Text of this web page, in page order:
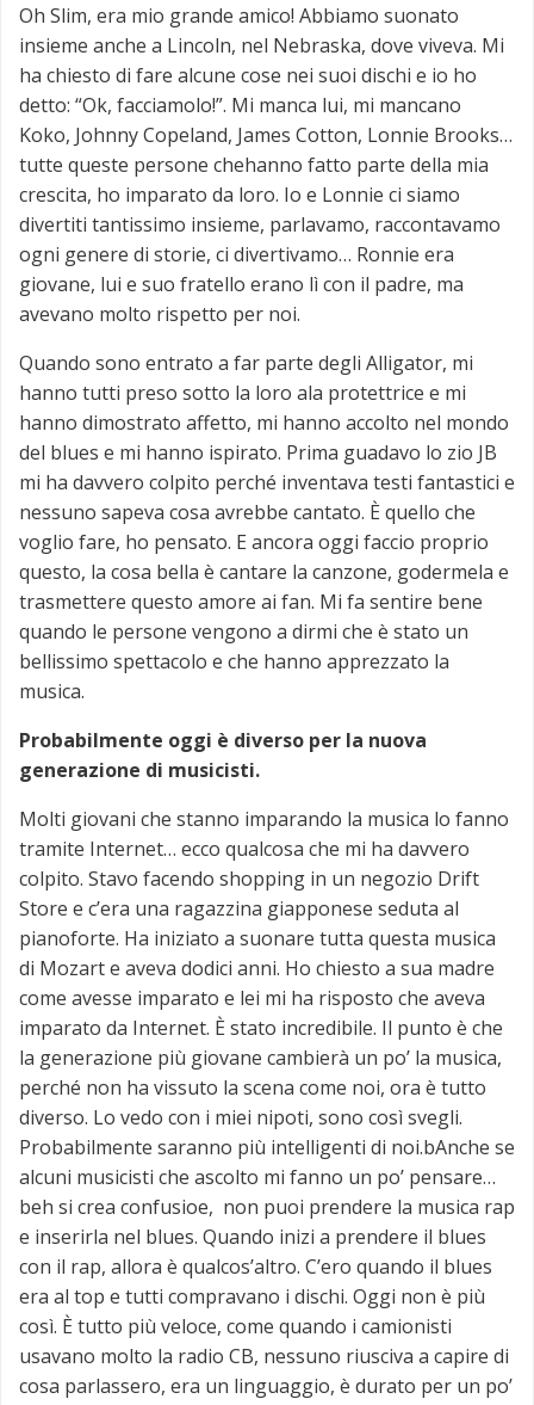
Oh Slim, era mio grande amico! Abbiamo suonato
insieme anche a Lincoln, nel Nebraska, dove viveva. Mi
ha chiesto di fare alcune cose nei suoi dischi e io ho
detto: “Ok, facciamolo!”. Mi manca lui, mi mancano
Koko, Johnny Copeland, James Cotton, Lonnie Brooks…
tutte queste persone chehanno fatto parte della mia
crescita, ho imparato da loro. Io e Lonnie ci siamo
divertiti tantissimo insieme, parlavamo, raccontavamo
ogni genere di storie, ci divertivamo… Ronnie era
giovane, lui e suo fratello erano lì con il padre, ma
avevano molto rispetto per noi.
Quando sono entrato a far parte degli Alligator, mi
hanno tutti preso sotto la loro ala protettrice e mi
hanno dimostrato affetto, mi hanno accolto nel mondo
del blues e mi hanno ispirato. Prima guadavo lo zio JB
mi ha davvero colpito perché inventava testi fantastici e
nessuno sapeva cosa avrebbe cantato. È quello che
voglio fare, ho pensato. E ancora oggi faccio proprio
questo, la cosa bella è cantare la canzone, godermela e
trasmettere questo amore ai fan. Mi fa sentire bene
quando le persone vengono a dirmi che è stato un
bellissimo spettacolo e che hanno apprezzato la
musica.
Probabilmente oggi è diverso per la nuova
generazione di musicisti.
Molti giovani che stanno imparando la musica lo fanno
tramite Internet… ecco qualcosa che mi ha davvero
colpito. Stavo facendo shopping in un negozio Drift
Store e c’era una ragazzina giapponese seduta al
pianoforte. Ha iniziato a suonare tutta questa musica
di Mozart e aveva dodici anni. Ho chiesto a sua madre
come avesse imparato e lei mi ha risposto che aveva
imparato da Internet. È stato incredibile. Il punto è che
la generazione più giovane cambierà un po’ la musica,
perché non ha vissuto la scena come noi, ora è tutto
diverso. Lo vedo con i miei nipoti, sono così svegli.
Probabilmente saranno più intelligenti di noi.bAnche se
alcuni musicisti che ascolto mi fanno un po’ pensare…
beh si crea confusioe, non puoi prendere la musica rap
e inserirla nel blues. Quando inizi a prendere il blues
con il rap, allora è qualcos’altro. C’ero quando il blues
era al top e tutti compravano i dischi. Oggi non è più
così. È tutto più veloce, come quando i camionisti
usavano molto la radio CB, nessuno riusciva a capire di
cosa parlassero, era un linguaggio, è durato per un po’